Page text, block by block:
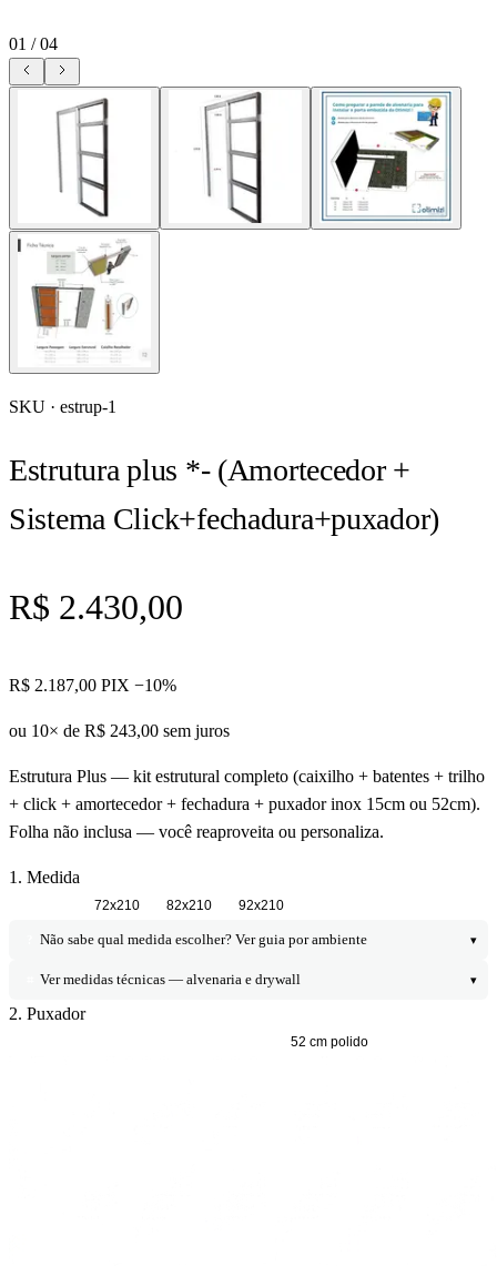
01 /04
SKU · estrup-1
Estrutura plus *- (Amortecedor +
Sistema Click+fechadura+puxador)
R$ 2.430,00
R$ 2.187,00 PIX −10%
ou 10× de R$ 243,00 sem juros
Estrutura Plus — kit estrutural completo (caixilho + batentes + trilho
+ click + amortecedor + fechadura + puxador inox 15cm ou 52cm).
Folha não inclusa — você reaproveita ou personaliza.
1. Medida
72x210 82x210 92x210
Não sabe qual medida escolher? Ver guia por ambiente ▾
Ver medidas técnicas — alvenaria e drywall ▾
2. Puxador
52 cm polido